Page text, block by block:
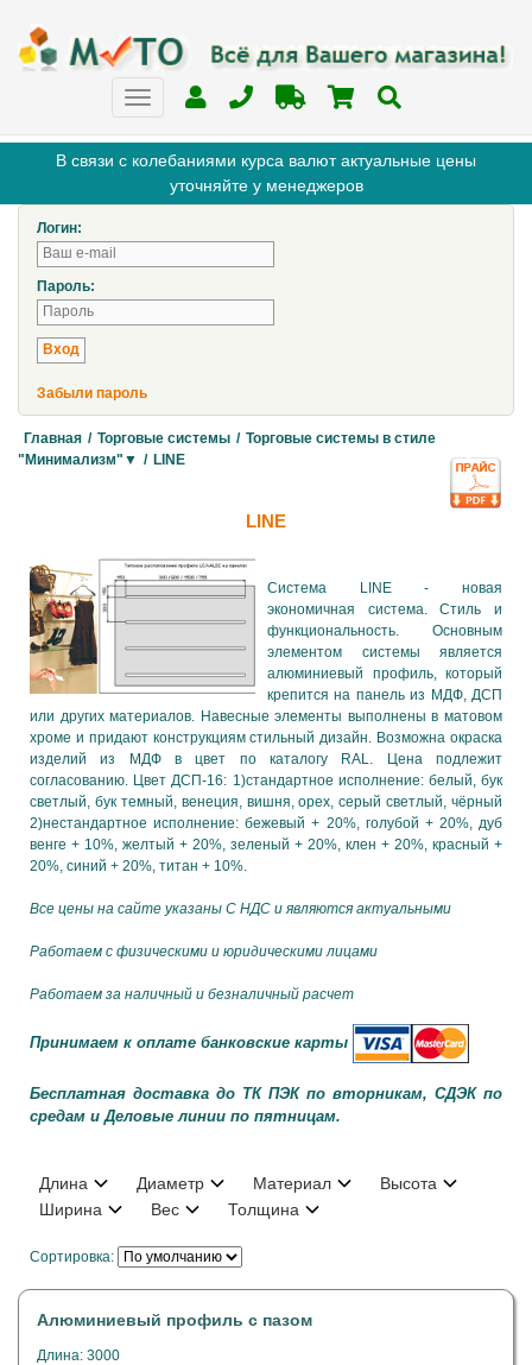
В связи с колебаниями курса валют актуальные цены
уточняйте у менеджеров
Логин:
Пароль:
Забыли пароль
Главная / Торговые системы / Торговые системы в стиле
"Минимализм"▼ / LINE
LINE
Система LINE - новая
экономичная система. Стиль и
функциональность. Основным
элементом системы является
алюминиевый профиль, который
крепится на панель из МДФ, ДСП
или других материалов. Навесные элементы выполнены в матовом
хроме и придают конструкциям стильный дизайн. Возможна окраска
изделий из МДФ в цвет по каталогу RAL. Цена подлежит
согласованию. Цвет ДСП-16: 1)стандартное исполнение: белый, бук
светлый, бук темный, венеция, вишня, орех, серый светлый, чёрный
2)нестандартное исполнение: бежевый + 20%, голубой + 20%, дуб
венге + 10%, желтый + 20%, зеленый + 20%, клен + 20%, красный +
20%, синий + 20%, титан + 10%.
Все цены на сайте указаны С НДС и являются актуальными
Работаем с физическими и юридическими лицами
Работаем за наличный и безналичный расчет
Принимаем к оплате банковские карты
Бесплатная доставка до ТК ПЭК по вторникам, СДЭК по
средам и Деловые линии по пятницам.
Длина Диаметр Материал
Высота
Ширина
Вес Толщина
Сортировка:
Алюминиевый профиль с пазом
Длина: 3000